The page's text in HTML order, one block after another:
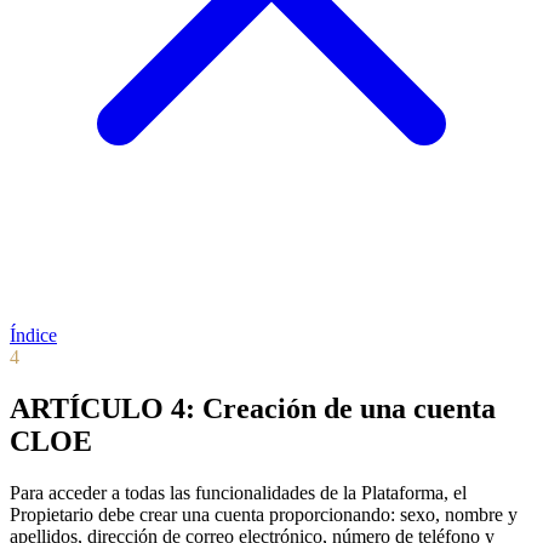
Índice
4
ARTÍCULO 4: Creación de una cuenta
CLOE
Para acceder a todas las funcionalidades de la Plataforma, el
Propietario debe crear una cuenta proporcionando: sexo, nombre y
apellidos, dirección de correo electrónico, número de teléfono y